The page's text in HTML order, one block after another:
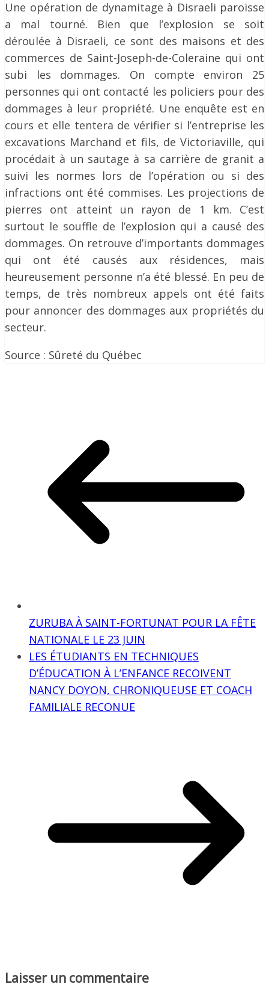
Une opération de dynamitage à Disraeli paroisse
a mal tourné. Bien que l’explosion se soit
déroulée à Disraeli, ce sont des maisons et des
commerces de Saint-Joseph-de-Coleraine qui ont
subi les dommages. On compte environ 25
personnes qui ont contacté les policiers pour des
dommages à leur propriété. Une enquête est en
cours et elle tentera de vérifier si l’entreprise les
excavations Marchand et fils, de Victoriaville, qui
procédait à un sautage à sa carrière de granit a
suivi les normes lors de l’opération ou si des
infractions ont été commises. Les projections de
pierres ont atteint un rayon de 1 km. C’est
surtout le souffle de l’explosion qui a causé des
dommages. On retrouve d’importants dommages
qui ont été causés aux résidences, mais
heureusement personne n’a été blessé. En peu de
temps, de très nombreux appels ont été faits
pour annoncer des dommages aux propriétés du
secteur.
Source : Sûreté du Québec
ZURUBA À SAINT-FORTUNAT POUR LA FÊTE
NATIONALE LE 23 JUIN
LES ÉTUDIANTS EN TECHNIQUES
D’ÉDUCATION À L’ENFANCE RECOIVENT
NANCY DOYON, CHRONIQUEUSE ET COACH
FAMILIALE RECONUE
Laisser un commentaire